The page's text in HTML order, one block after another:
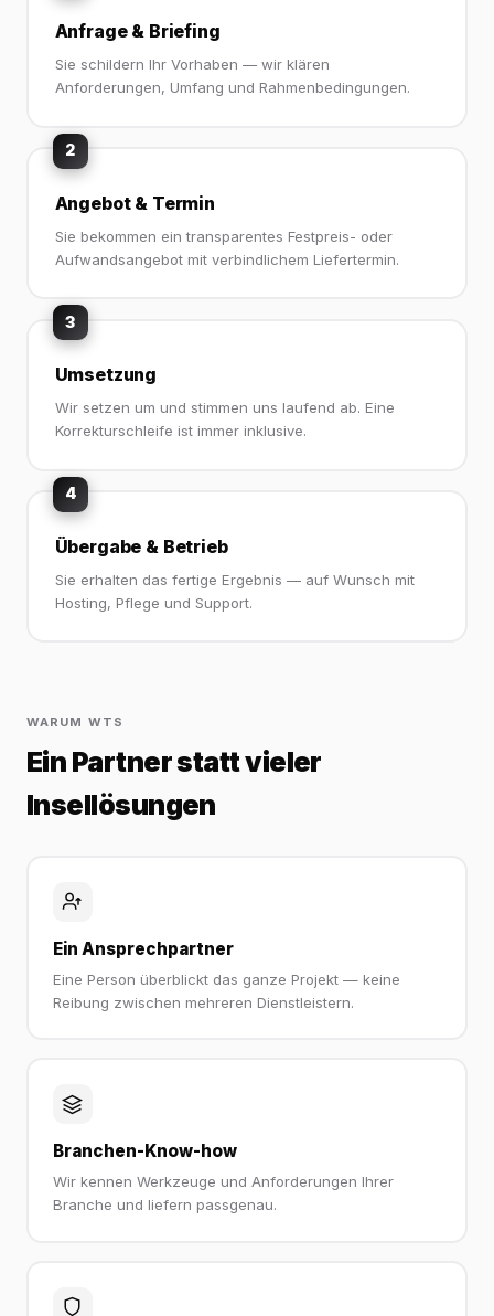
Anfrage & Briefing
Sie schildern Ihr Vorhaben — wir klären
Anforderungen, Umfang und Rahmenbedingungen.
2
Angebot & Termin
Sie bekommen ein transparentes Festpreis- oder
Aufwandsangebot mit verbindlichem Liefertermin.
3
Umsetzung
Wir setzen um und stimmen uns laufend ab. Eine
Korrekturschleife ist immer inklusive.
4
Übergabe & Betrieb
Sie erhalten das fertige Ergebnis — auf Wunsch mit
Hosting, Pflege und Support.
WARUM WTS
Ein Partner statt vieler
Insellösungen
Ein Ansprechpartner
Eine Person überblickt das ganze Projekt — keine
Reibung zwischen mehreren Dienstleistern.
Branchen-Know-how
Wir kennen Werkzeuge und Anforderungen Ihrer
Branche und liefern passgenau.